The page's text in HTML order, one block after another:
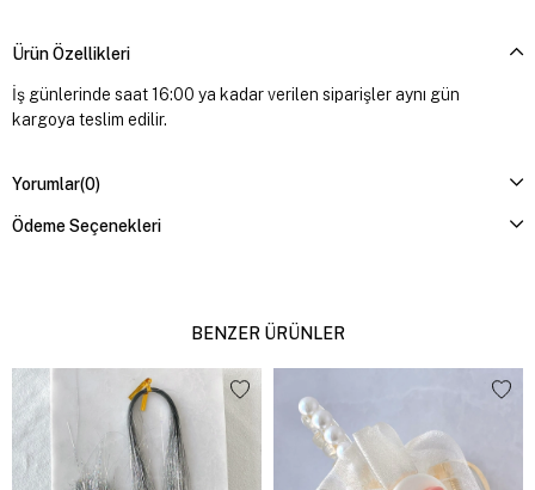
Ürün Özellikleri
İş günlerinde saat 16:00 ya kadar verilen siparişler aynı gün
kargoya teslim edilir.
Yorumlar(0)
Ödeme Seçenekleri
BENZER ÜRÜNLER